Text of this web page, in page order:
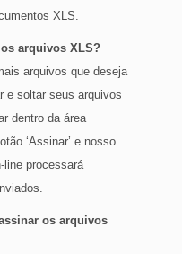
XLS.
arquivos XLS?
arquivos que deseja
e soltar seus arquivos
dentro da área
‘Assinar’ e nosso
line processará
os arquivos